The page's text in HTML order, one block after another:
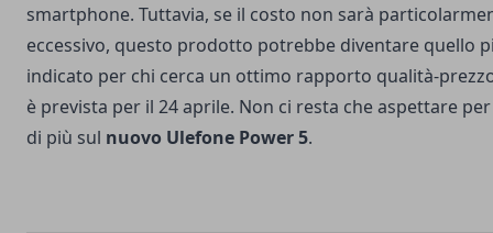
smartphone. Tuttavia, se il costo non sarà
eccessivo, questo prodotto potrebbe diventare quello
indicato per chi cerca un ottimo rapporto qualità-
è prevista per il 24 aprile. Non ci resta che aspettare
di più sul nuovo Ulefone Power 5.